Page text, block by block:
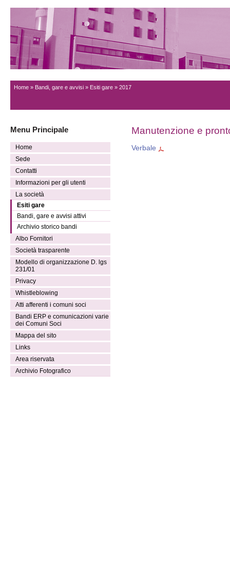
Home » Bandi, gare e avvisi » Esiti gare » 2017
Menu Principale
Home
Sede
Contatti
Informazioni per gli utenti
La società
Esiti gare
Bandi, gare e avvisi attivi
Archivio storico bandi
Albo Fornitori
Società trasparente
Modello di organizzazione D. lgs
231/01
Privacy
Whistleblowing
Atti afferenti i comuni soci
Bandi ERP e comunicazioni varie
dei Comuni Soci
Mappa del sito
Links
Area riservata
Archivio Fotografico
Manutenzione e
Verbale